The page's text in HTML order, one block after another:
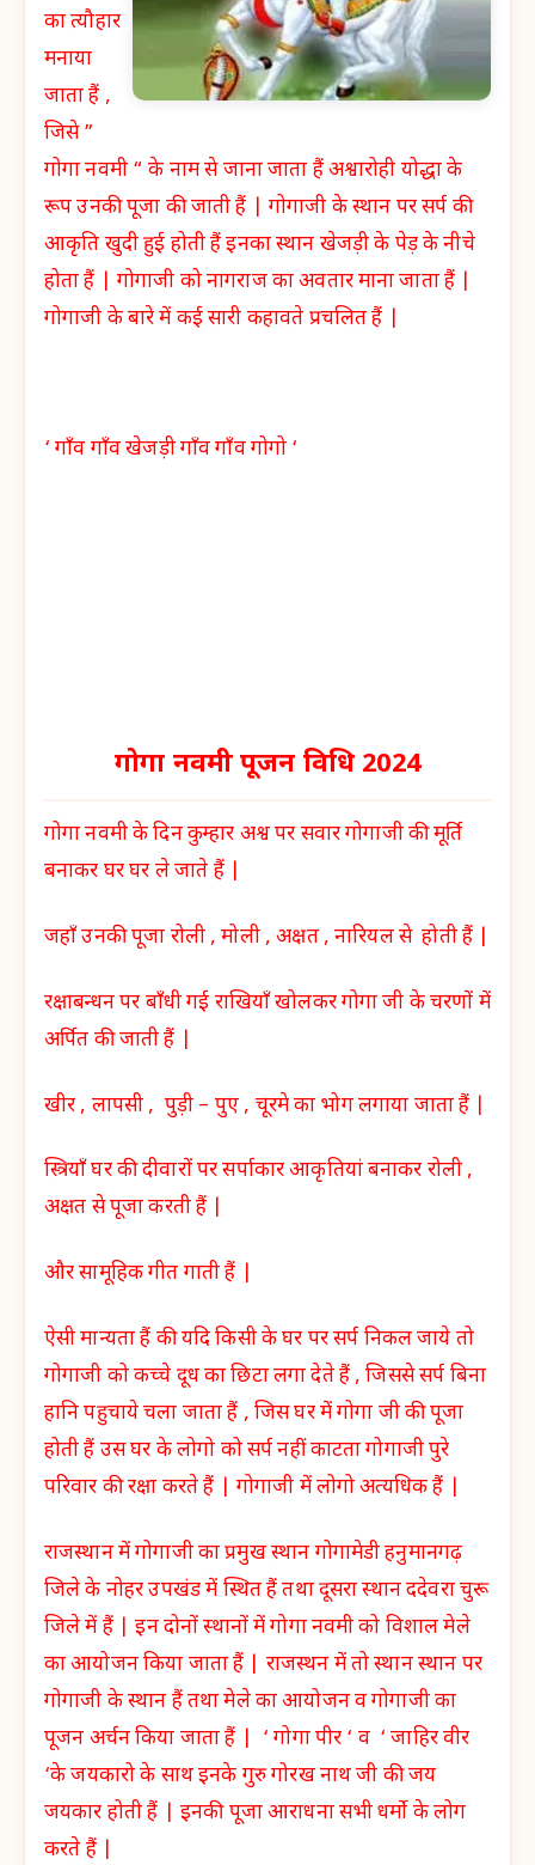
का त्यौहार
मनाया
जाता हैं ,
जिसे ”
गोगा नवमी “ के नाम से जाना जाता हैं अश्वारोही योद्धा के
रूप उनकी पूजा की जाती हैं | गोगाजी के स्थान पर सर्प की
आकृति खुदी हुई होती हैं इनका स्थान खेजड़ी के पेड़ के नीचे
होता हैं | गोगाजी को नागराज का अवतार माना जाता हैं |
गोगाजी के बारे में कई सारी कहावते प्रचलित हैं |
‘ गाँव गाँव खेजड़ी गाँव गाँव गोगो ‘
गोगा नवमी पूजन विधि 2024
गोगा नवमी के दिन कुम्हार अश्व पर सवार गोगाजी की मूर्ति
बनाकर घर घर ले जाते हैं |
जहाँ उनकी पूजा रोली , मोली , अक्षत , नारियल से होती हैं |
रक्षाबन्धन पर बाँधी गई राखियाँ खोलकर गोगा जी के चरणों में
अर्पित की जाती हैं |
खीर , लापसी , पुड़ी – पुए , चूरमे का भोग लगाया जाता हैं |
स्त्रियाँ घर की दीवारों पर सर्पाकार आकृतियां बनाकर रोली ,
अक्षत से पूजा करती हैं |
और सामूहिक गीत गाती हैं |
ऐसी मान्यता हैं की यदि किसी के घर पर सर्प निकल जाये तो
गोगाजी को कच्चे दूध का छिटा लगा देते हैं , जिससे सर्प बिना
हानि पहुचाये चला जाता हैं , जिस घर में गोगा जी की पूजा
होती हैं उस घर के लोगो को सर्प नहीं काटता गोगाजी पुरे
परिवार की रक्षा करते हैं | गोगाजी में लोगो अत्यधिक हैं |
राजस्थान में गोगाजी का प्रमुख स्थान गोगामेडी हनुमानगढ़
जिले के नोहर उपखंड में स्थित हैं तथा दूसरा स्थान ददेवरा चुरू
जिले में हैं | इन दोनों स्थानों में गोगा नवमी को विशाल मेले
का आयोजन किया जाता हैं | राजस्थन में तो स्थान स्थान पर
गोगाजी के स्थान हैं तथा मेले का आयोजन व गोगाजी का
पूजन अर्चन किया जाता हैं | ‘ गोगा पीर ‘ व ‘ जाहिर वीर
‘के जयकारो के साथ इनके गुरु गोरख नाथ जी की जय
जयकार होती हैं | इनकी पूजा आराधना सभी धर्मो के लोग
करते हैं |